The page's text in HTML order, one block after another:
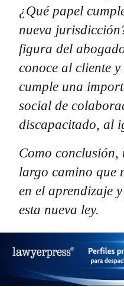
¿Qué papel
nueva
figura del
conoce al cliente
cumple una
social de
discapacitado, al
Como conclusión,
largo camino que
en el aprendizaje
esta nueva ley.